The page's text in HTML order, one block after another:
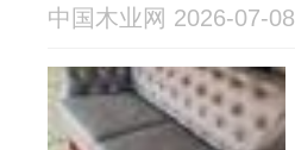
中国木业网 2026-07-08